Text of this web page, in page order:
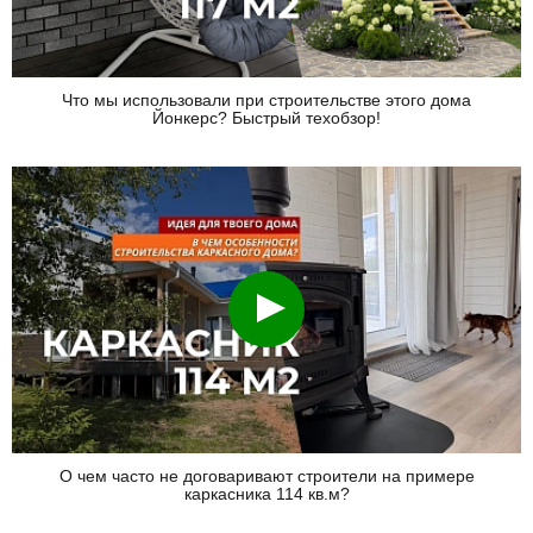
Что мы использовали при строительстве этого дома
Йонкерс? Быстрый техобзор!
Смотреть
О чем часто не договаривают строители на примере
каркасника 114 кв.м?